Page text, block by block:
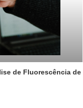
de Fluorescência de